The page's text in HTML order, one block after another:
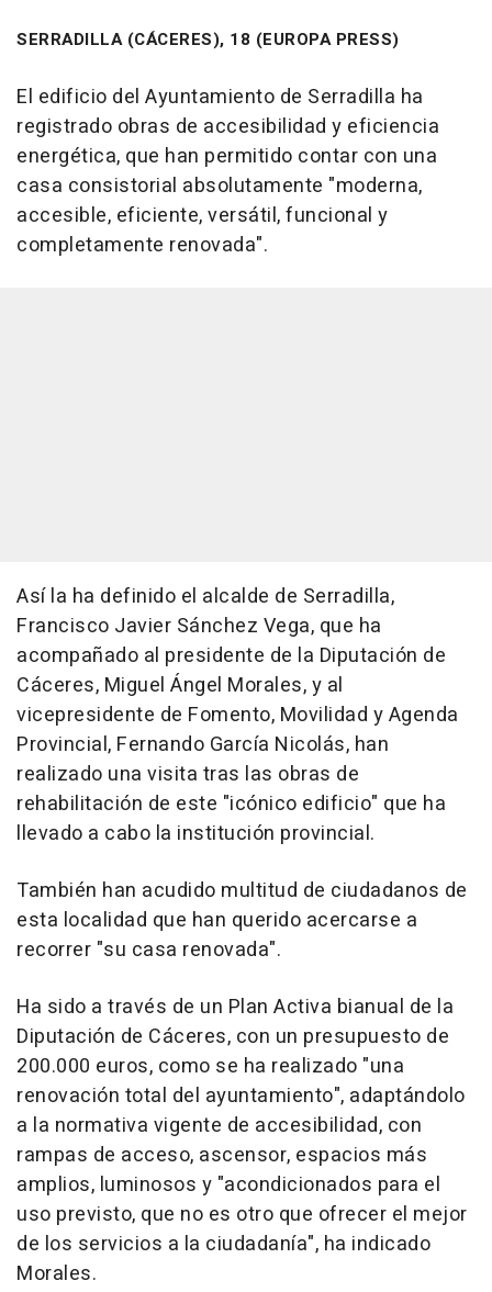
SERRADILLA (CÁCERES), 18 (EUROPA PRESS)
El edificio del Ayuntamiento de Serradilla ha
registrado obras de accesibilidad y eficiencia
energética, que han permitido contar con una
casa consistorial absolutamente "moderna,
accesible, eficiente, versátil, funcional y
completamente renovada".
Así la ha definido el alcalde de Serradilla,
Francisco Javier Sánchez Vega, que ha
acompañado al presidente de la Diputación de
Cáceres, Miguel Ángel Morales, y al
vicepresidente de Fomento, Movilidad y Agenda
Provincial, Fernando García Nicolás, han
realizado una visita tras las obras de
rehabilitación de este "icónico edificio" que ha
llevado a cabo la institución provincial.
También han acudido multitud de ciudadanos de
esta localidad que han querido acercarse a
recorrer "su casa renovada".
Ha sido a través de un Plan Activa bianual de la
Diputación de Cáceres, con un presupuesto de
200.000 euros, como se ha realizado "una
renovación total del ayuntamiento", adaptándolo
a la normativa vigente de accesibilidad, con
rampas de acceso, ascensor, espacios más
amplios, luminosos y "acondicionados para el
uso previsto, que no es otro que ofrecer el mejor
de los servicios a la ciudadanía", ha indicado
Morales.